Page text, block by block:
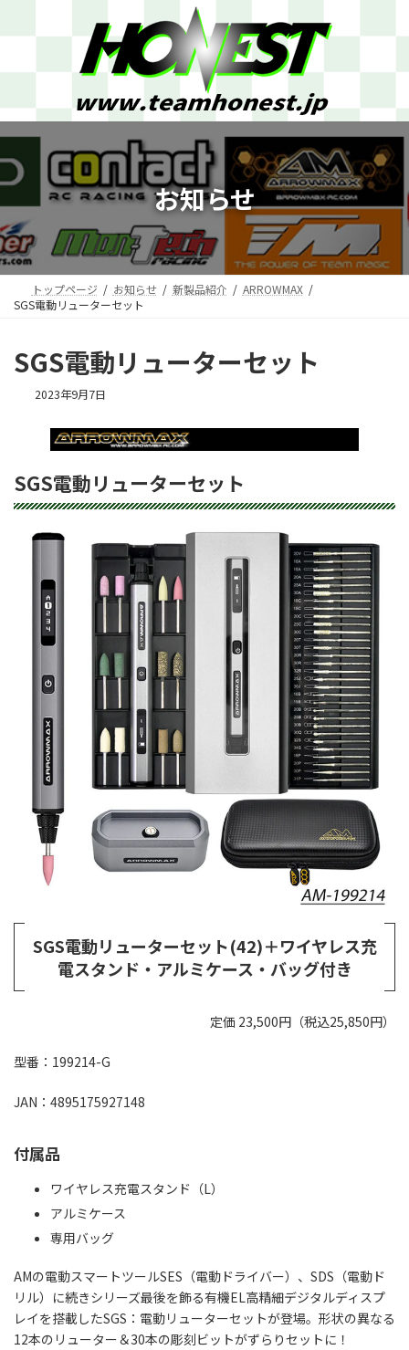
ス
キ
ッ
ン
に
移
お知らせ
トップページ お知らせ 新製品紹介
ARROWMAX
SGS電動リューターセット
SGS電動リューターセット
2023年9月7日
SGS電動リューターセット
SGS電動リューターセット(42)＋ワイヤレス充
電スタンド・アルミケース・バッグ付き
定価 23,500円（税込25,850円）
型番：199214-G
JAN：4895175927148
付属品
ワイヤレス充電スタンド（L）
アルミケース
専用バッグ
AMの電動スマートツールSES（電動ドライバー）、SDS（電動ド
リル）に続きシリーズ最後を飾る有機EL高精細デジタルディスプ
レイを搭載したSGS：電動リューターセットが登場。形状の異なる
12本のリューター＆30本の彫刻ビットがずらりセットに！